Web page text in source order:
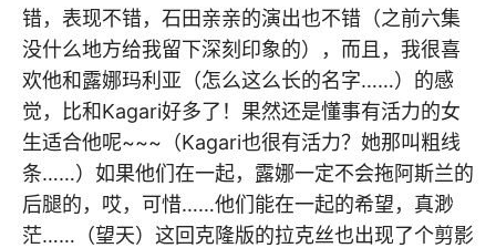
错，表现不错，石田亲亲的演出也不错（之前六集
没什么地方给我留下深刻印象的），而且，我很喜
欢他和露娜玛利亚（怎么这么长的名字……）的感
觉，比和Kagari好多了！果然还是懂事有活力的女
生适合他呢~~~（Kagari也很有活力？她那叫粗线
条……）如果他们在一起，露娜一定不会拖阿斯兰的
后腿的，哎，可惜……他们能在一起的希望，真渺
茫……（望天）这回克隆版的拉克丝也出现了个剪影